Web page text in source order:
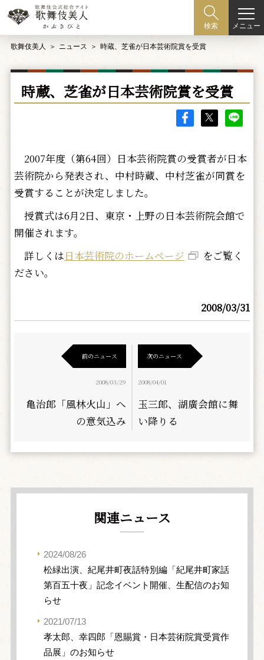
検索 メニュー
歌舞伎美人 ニュース 時蔵、芝雀が日本芸術院賞を受賞
時蔵、芝雀が日本芸術院賞を受賞
2007年度（第64回）日本芸術院賞の受賞者が日本
芸術院から発表され、中村時蔵、中村芝雀が同賞を
受賞することが決定しました。
授賞式は6月2日、東京・上野の日本芸術院会館で
開催されます。
詳しくは日本芸術院のホームページ
をご覧く
ださい。
2008/03/31
前のニュース
2008/03/29
亀治郎「風林火山」へ
の意気込み
次のニュース
2008/04/01
玉三郎、湖廣会館に舞
い降りる
関連ニュース
2024/08/26
松緑出演、紀尾井町夜話特別編「紀尾井町家話
第百五十夜」記念イベント開催、生配信のお知
らせ
2021/07/13
孝太郎、幸四郎「恩賜賞・日本芸術院賞受賞作
品展」のお知らせ